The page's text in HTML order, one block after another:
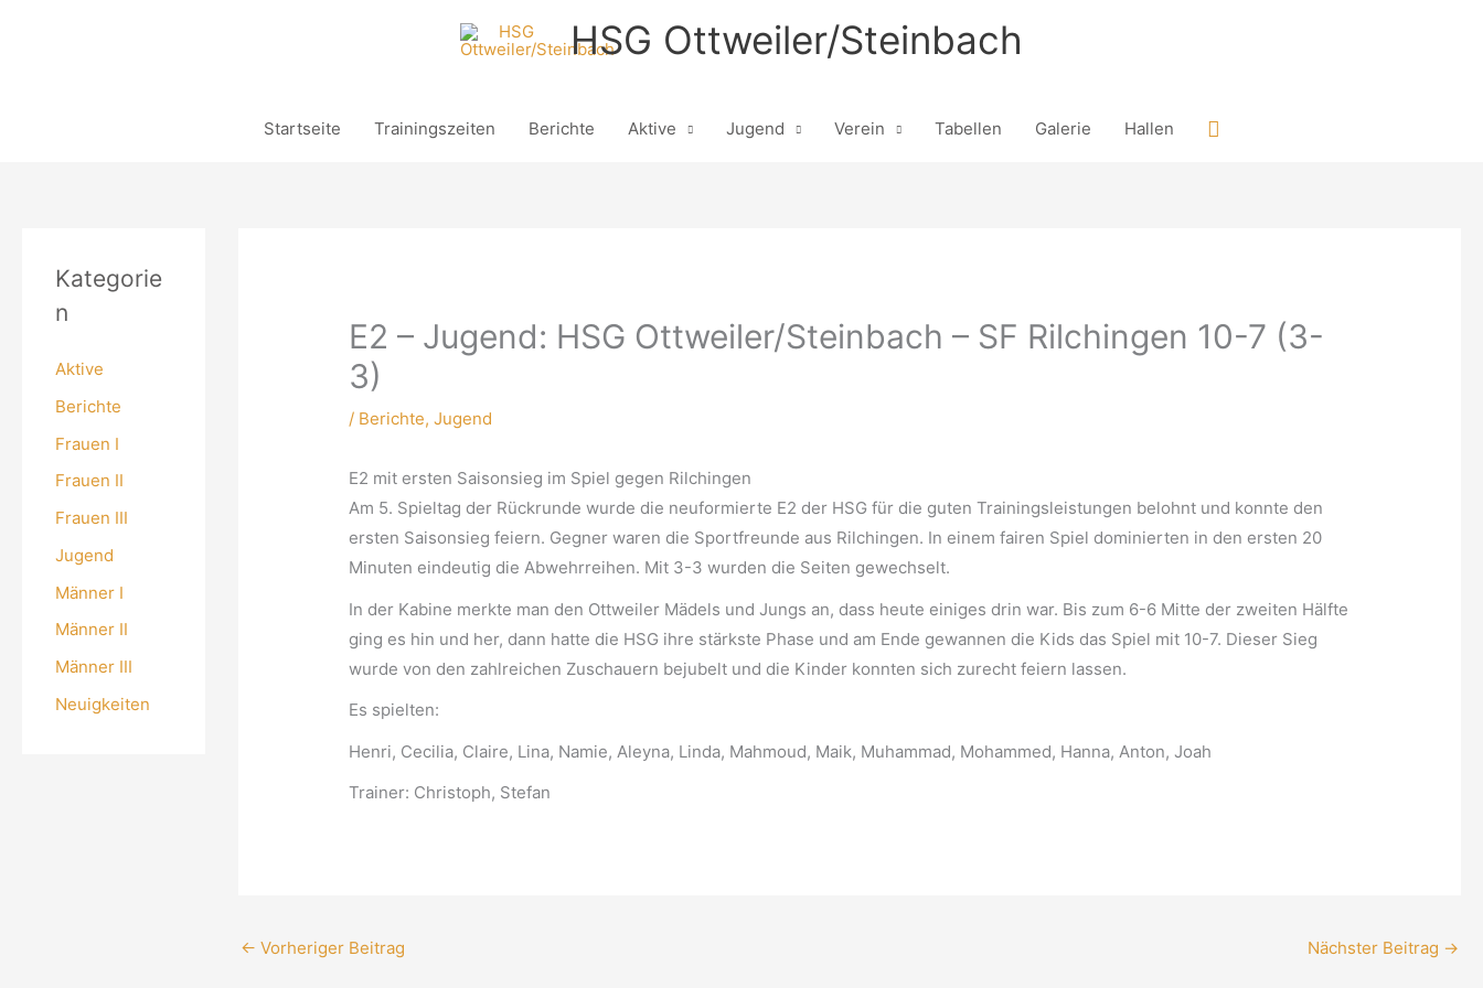
HSG Ottweiler/Steinbach
Startseite Trainingszeiten Berichte Aktive Jugend Verein Tabellen Galerie Hallen Suchen
Kategorie
n
Aktive
Berichte
Frauen I
Frauen II
Frauen III
Jugend
Männer I
Männer II
Männer III
Neuigkeiten
E2 – Jugend: HSG Ottweiler/Steinbach – SF Rilchingen 10-7 (3-
3)
/ Berichte, Jugend
E2 mit ersten Saisonsieg im Spiel gegen Rilchingen
Am 5. Spieltag der Rückrunde wurde die neuformierte E2 der HSG für die guten Trainingsleistungen belohnt und konnte den
ersten Saisonsieg feiern. Gegner waren die Sportfreunde aus Rilchingen. In einem fairen Spiel dominierten in den ersten 20
Minuten eindeutig die Abwehrreihen. Mit 3-3 wurden die Seiten gewechselt.
In der Kabine merkte man den Ottweiler Mädels und Jungs an, dass heute einiges drin war. Bis zum 6-6 Mitte der zweiten Hälfte
ging es hin und her, dann hatte die HSG ihre stärkste Phase und am Ende gewannen die Kids das Spiel mit 10-7. Dieser Sieg
wurde von den zahlreichen Zuschauern bejubelt und die Kinder konnten sich zurecht feiern lassen.
Es spielten:
Henri, Cecilia, Claire, Lina, Namie, Aleyna, Linda, Mahmoud, Maik, Muhammad, Mohammed, Hanna, Anton, Joah
Trainer: Christoph, Stefan
← Vorheriger Beitrag Nächster Beitrag →